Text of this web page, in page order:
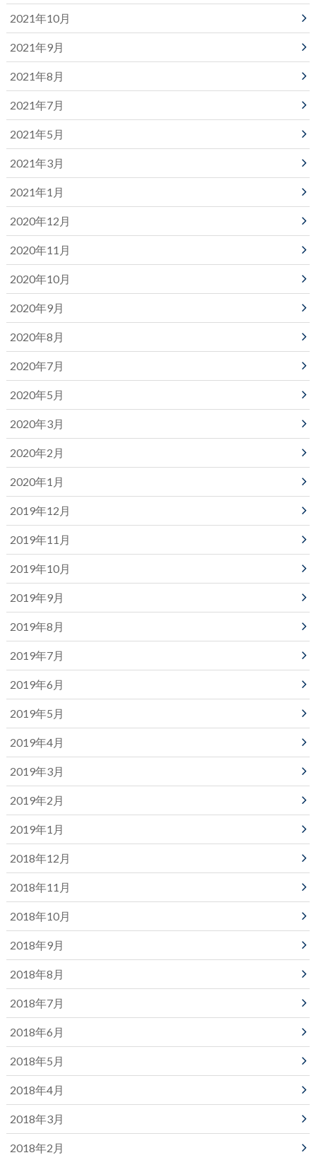
2021年10月
2021年9月
2021年8月
2021年7月
2021年5月
2021年3月
2021年1月
2020年12月
2020年11月
2020年10月
2020年9月
2020年8月
2020年7月
2020年5月
2020年3月
2020年2月
2020年1月
2019年12月
2019年11月
2019年10月
2019年9月
2019年8月
2019年7月
2019年6月
2019年5月
2019年4月
2019年3月
2019年2月
2019年1月
2018年12月
2018年11月
2018年10月
2018年9月
2018年8月
2018年7月
2018年6月
2018年5月
2018年4月
2018年3月
2018年2月